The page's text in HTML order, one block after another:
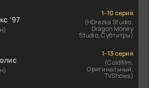
’97
1-10 серия
(HDrezka Studio,
Dragon Money
Studio, Субтитры)
1-13 серия
(Coldfilm,
Оригинальный,
TVShows)